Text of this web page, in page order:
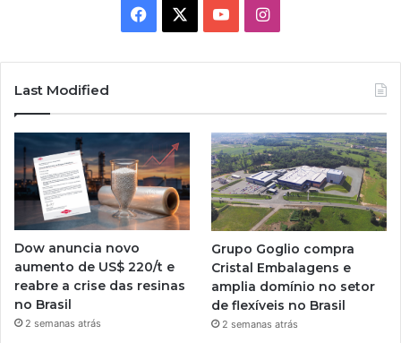
Facebook YouTubeInstagram
Last Modified
Dow anuncia novo
aumento de US$ 220/t e
reabre a crise das resinas
no Brasil
2 semanas atrás
Grupo Goglio compra
Cristal Embalagens e
amplia domínio no setor
de flexíveis no Brasil
2 semanas atrás